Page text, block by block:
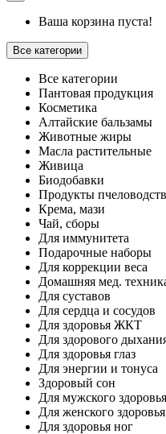
Ваша корзина пуста!
Все категории
Все категории
Пантовая продукция
Косметика
Алтайские бальзамы
Животные жиры
Масла растительные
Живица
Биодобавки
Продукты
Крема, мази
Чай, сборы
Для иммунитета
Подарочные наборы
Для коррекции веса
Домашняя мед.
Для суставов
Для сердца и сосудов
Для здоровья ЖКТ
Для здорового
Для здоровья глаз
Для энергии и тонуса
Здоровый сон
Для мужского здоровья
Для женского здоровья
Для здоровья ног